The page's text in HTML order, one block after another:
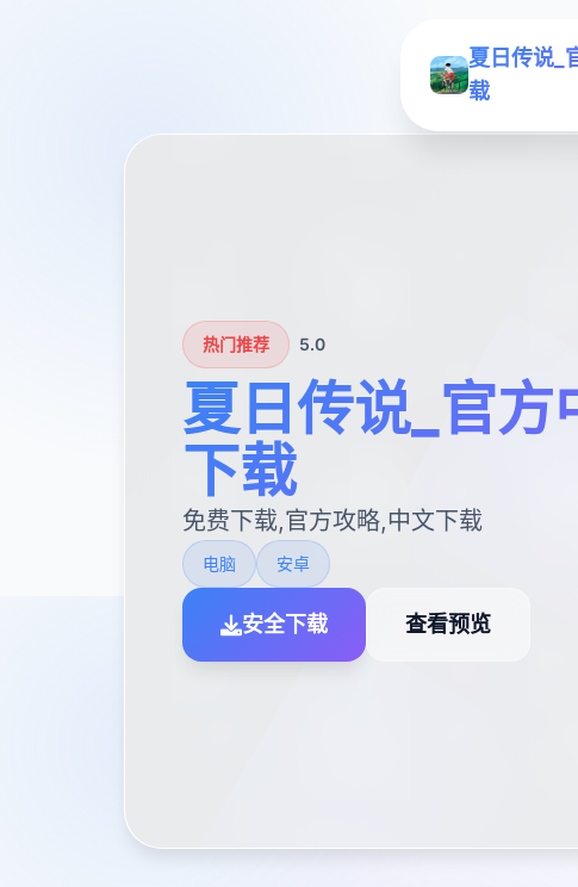
夏日传说_
载
热门推荐 5.0
夏日传说_官方
下载
免费下载,官方攻略,中文下载
电脑 安卓
安全下载 查看预览